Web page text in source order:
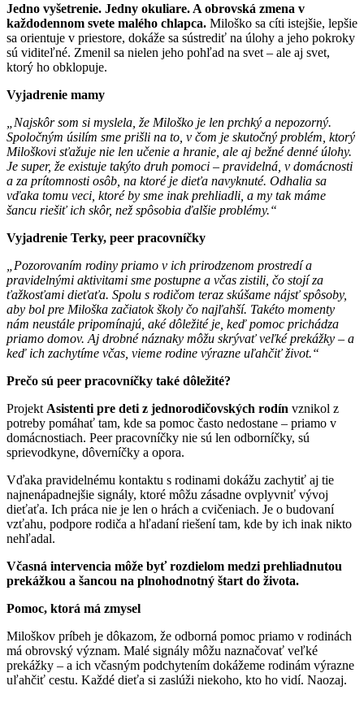
Jedno vyšetrenie. Jedny okuliare. A obrovská zmena v
každodennom svete malého chlapca. Miloško sa cíti istejšie, lepšie
sa orientuje v priestore, dokáže sa sústrediť na úlohy a jeho pokroky
sú viditeľné. Zmenil sa nielen jeho pohľad na svet – ale aj svet,
ktorý ho obklopuje.
Vyjadrenie mamy
„Najskôr som si myslela, že Miloško je len prchký a nepozorný.
Spoločným úsilím sme prišli na to, v čom je skutočný problém, ktorý
Miloškovi sťažuje nie len učenie a hranie, ale aj bežné denné úlohy.
Je super, že existuje takýto druh pomoci – pravidelná, v domácnosti
a za prítomnosti osôb, na ktoré je dieťa navyknuté. Odhalia sa
vďaka tomu veci, ktoré by sme inak prehliadli, a my tak máme
šancu riešiť ich skôr, než spôsobia ďalšie problémy.“
Vyjadrenie Terky, peer pracovníčky
„Pozorovaním rodiny priamo v ich prirodzenom prostredí a
pravidelnými aktivitami sme postupne a včas zistili, čo stojí za
ťažkosťami dieťaťa. Spolu s rodičom teraz skúšame nájsť spôsoby,
aby bol pre Miloška začiatok školy čo najľahší. Takéto momenty
nám neustále pripomínajú, aké dôležité je, keď pomoc prichádza
priamo domov. Aj drobné náznaky môžu skrývať veľké prekážky – a
keď ich zachytíme včas, vieme rodine výrazne uľahčiť život.“
Prečo sú peer pracovníčky také dôležité?
Projekt Asistenti pre deti z jednorodičovských rodín vznikol z
potreby pomáhať tam, kde sa pomoc často nedostane – priamo v
domácnostiach. Peer pracovníčky nie sú len odborníčky, sú
sprievodkyne, dôverníčky a opora.
Vďaka pravidelnému kontaktu s rodinami dokážu zachytiť aj tie
najnenápadnejšie signály, ktoré môžu zásadne ovplyvniť vývoj
dieťaťa. Ich práca nie je len o hrách a cvičeniach. Je o budovaní
vzťahu, podpore rodiča a hľadaní riešení tam, kde by ich inak nikto
nehľadal.
Včasná intervencia môže byť rozdielom medzi prehliadnutou
prekážkou a šancou na plnohodnotný štart do života.
Pomoc, ktorá má zmysel
Miloškov príbeh je dôkazom, že odborná pomoc priamo v rodinách
má obrovský význam. Malé signály môžu naznačovať veľké
prekážky – a ich včasným podchytením dokážeme rodinám výrazne
uľahčiť cestu. Každé dieťa si zaslúži niekoho, kto ho vidí. Naozaj.